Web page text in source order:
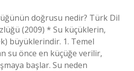
doğrusu nedir? Türk Dil
(2009) * Su küçüklerin,
büyüklerindir. 1. Temel
su önce en küçüğe verilir,
başlar. Su neden